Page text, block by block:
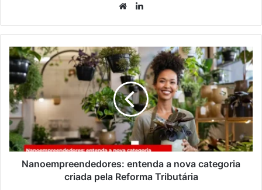
Nanoempreendedores: entenda a nova categoria
criada pela Reforma Tributária